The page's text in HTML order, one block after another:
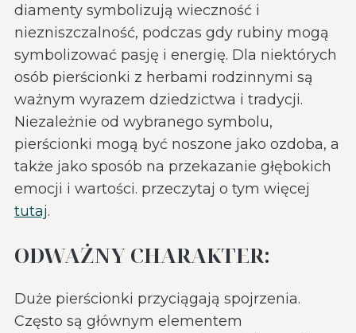
diamenty symbolizują wieczność i
niezniszczalność, podczas gdy rubiny mogą
symbolizować pasję i energię. Dla niektórych
osób pierścionki z herbami rodzinnymi są
ważnym wyrazem dziedzictwa i tradycji.
Niezależnie od wybranego symbolu,
pierścionki mogą być noszone jako ozdoba, a
także jako sposób na przekazanie głębokich
emocji i wartości. przeczytaj o tym więcej
tutaj.
ODWAŻNY CHARAKTER:
Duże pierścionki przyciągają spojrzenia.
Często są głównym elementem